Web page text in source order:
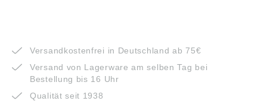
Versandkostenfrei in Deutschland ab 75€
Versand von Lagerware am selben Tag bei
Bestellung bis 16 Uhr
Qualität seit 1938